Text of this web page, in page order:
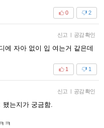
2
0
신고 | 공감 확인
에 자아 없이 입 여는거 같은데
1
1
신고 | 공감 확인
는지가 궁금함.
ㅋ